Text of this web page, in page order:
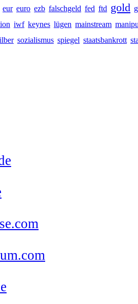
eur euro ezb falschgeld fed ftd gold
iwf keynes lügen mainstream
sozialismus spiegel staatsbankrott